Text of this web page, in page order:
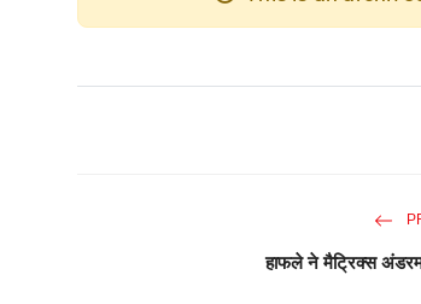
हाफले ने मैट्रिक्स